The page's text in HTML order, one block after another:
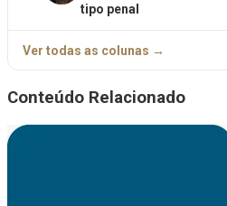
tipo penal
Ver todas as colunas →
Conteúdo Relacionado